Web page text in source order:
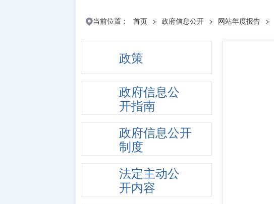
当前位置： 首页 > 政府信息公开 > 网站年度报告 >
政策
政府信息公
开指南
政府信息公开
制度
法定主动公
开内容